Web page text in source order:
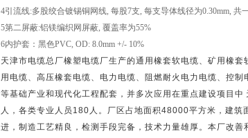
4引流线:多股绞合镀锡铜网线, 每股7支, 每支导体线径为0.30mm, 共
5第二屏蔽:铝镁编织网屏蔽, 覆盖率为55%
6内护套：黑色PVC, OD: 8.0mm +/- 10%
天津市电缆总厂橡塑电缆厂生产的通用橡套软电缆、矿用橡
用电缆、高压橡套电缆、电力电缆、阻燃耐火电力电缆、控
等基础产业和现代化工程配套，并多次应用在重点建设项目中
人，各类专业人员 180 人。厂区占地面积48000平方米，建筑
进，制造工艺精良，检测手段完备，技术力量雄厚。本厂改